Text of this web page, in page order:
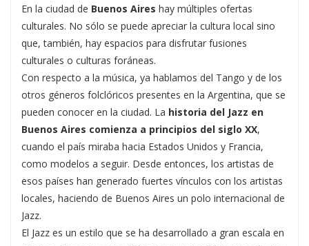
En la ciudad de Buenos Aires hay múltiples ofertas
culturales. No sólo se puede apreciar la cultura local sino
que, también, hay espacios para disfrutar fusiones
culturales o culturas foráneas.
Con respecto a la música, ya hablamos del Tango y de los
otros géneros folclóricos presentes en la Argentina, que se
pueden conocer en la ciudad. La historia del Jazz en
Buenos Aires comienza a principios del siglo XX,
cuando el país miraba hacia Estados Unidos y Francia,
como modelos a seguir. Desde entonces, los artistas de
esos países han generado fuertes vínculos con los artistas
locales, haciendo de Buenos Aires un polo internacional de
Jazz.
El Jazz es un estilo que se ha desarrollado a gran escala en